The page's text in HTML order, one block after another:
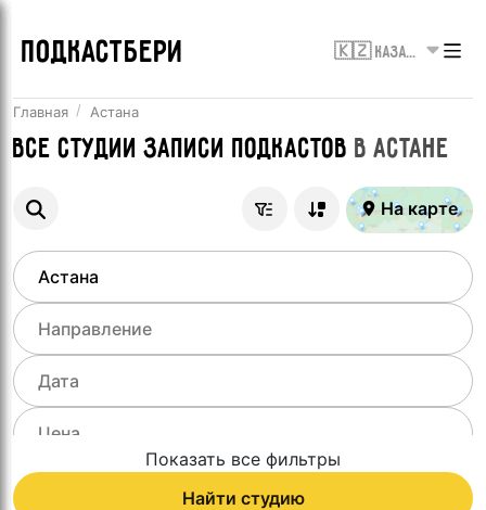
ПОДКАСТБЕРИ 🇰🇿 Казахстан
Главная Астана
ВсеСтудии записи подкастов вАстане
На карте
Показать все фильтры
Найти студию